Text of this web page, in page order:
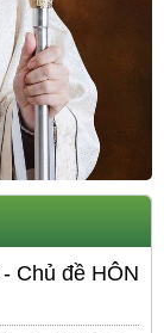
Chủ đề HÔN